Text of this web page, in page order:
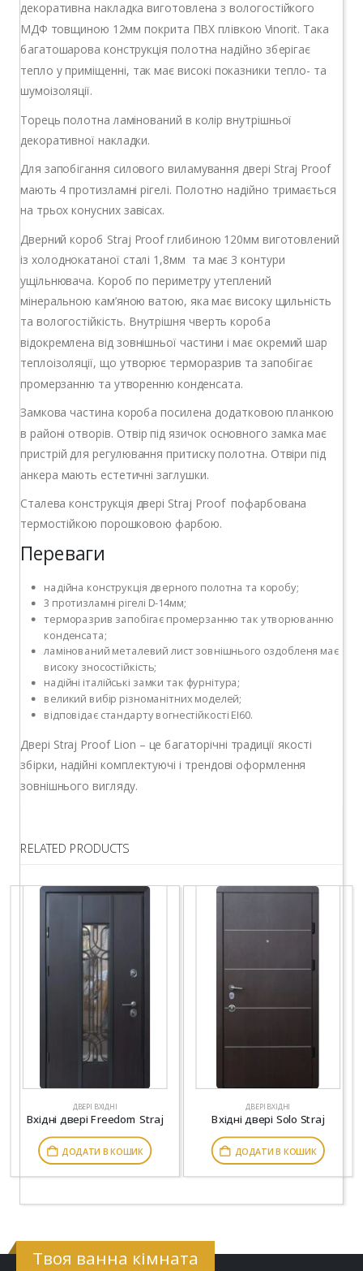
декоративна накладка виготовлена з вологостійкого
МДФ товщиною 12мм покрита ПВХ плівкою Vinorit. Така
багатошарова конструкція полотна надійно зберігає
тепло у приміщенні, так має високі показники тепло- та
шумоізоляції.
Торець полотна ламінований в колір внутрішньої
декоративної накладки.
Для запобігання силового виламування двері Straj Proof
мають 4 протизламні рігелі. Полотно надійно тримається
на трьох конусних завісах.
Дверний короб Straj Proof глибиною 120мм виготовлений
із холоднокатаної сталі 1,8мм та має 3 контури
ущільнювача. Короб по периметру утеплений
мінеральною кам’яною ватою, яка має високу щильність
та вологостійкість. Внутрішня чверть короба
відокремлена від зовнішньої частини і має окремий шар
теплоізоляції, що утворює терморазрив та запобігає
промерзанню та утворенню конденсата.
Замкова частина короба посилена додатковою планкою
в районі отворів. Отвір під язичок основного замка має
пристрій для регулювання притиску полотна. Отвіри під
анкера мають естетичні заглушки.
Сталева конструкція двері Straj Proof пофарбована
термостійкою порошковою фарбою.
Переваги
надійна конструкція дверного полотна та коробу;
3 протизламні рігелі D-14мм;
терморазрив запобігає промерзанню так утворюванню
конденсата;
ламінований металевий лист зовнішнього оздобленя має
високу зносостійкість;
надійні італійські замки так фурнітура;
великий вибір різноманітних моделей;
відповідає стандарту вогнестійкості EI60.
Двері Straj Proof Lion – це багаторічні традиції якості
збірки, надійні комплектуючі і трендові оформлення
зовнішнього вигляду.
RELATED PRODUCTS
ДВЕРІ ВХІДНІ
Вхідні двері Freedom Straj
ДОДАТИ В КОШИК
ДВЕРІ ВХІДНІ
Вхідні двері Solo Straj
ДОДАТИ В КОШИК
Твоя ванна кімната